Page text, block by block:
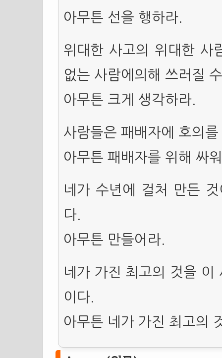
아무튼 선을 행하라.
위대한 사고의 위대한 사
없는 사람에의해 쓰러질
아무튼 크게 생각하라.
사람들은 패배자에 호의
아무튼 패배자를 위해 싸
네가 수년에 걸처 만든
다.
아무튼 만들어라.
네가 가진 최고의 것을 이
이다.
아무튼 네가 가진 최고의